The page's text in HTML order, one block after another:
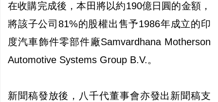
在收購完成後，本田將以約190億日圓的金額，
將該子公司81%的股權出售予1986年成立的印
度汽車飾件零部件廠Samvardhana Motherson
Automotive Systems Group B.V.。
新聞稿發放後，八千代董事會亦發出新聞稿支